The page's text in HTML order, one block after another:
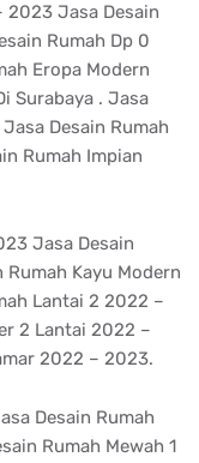
2023 Jasa Desain
Rumah Dp 0
Eropa Modern
Surabaya . Jasa
Desain Rumah
Rumah Impian
Jasa Desain
Kayu Modern
Lantai 2 2022 –
2 Lantai 2022 –
2022 – 2023.
Desain Rumah
Rumah Mewah 1